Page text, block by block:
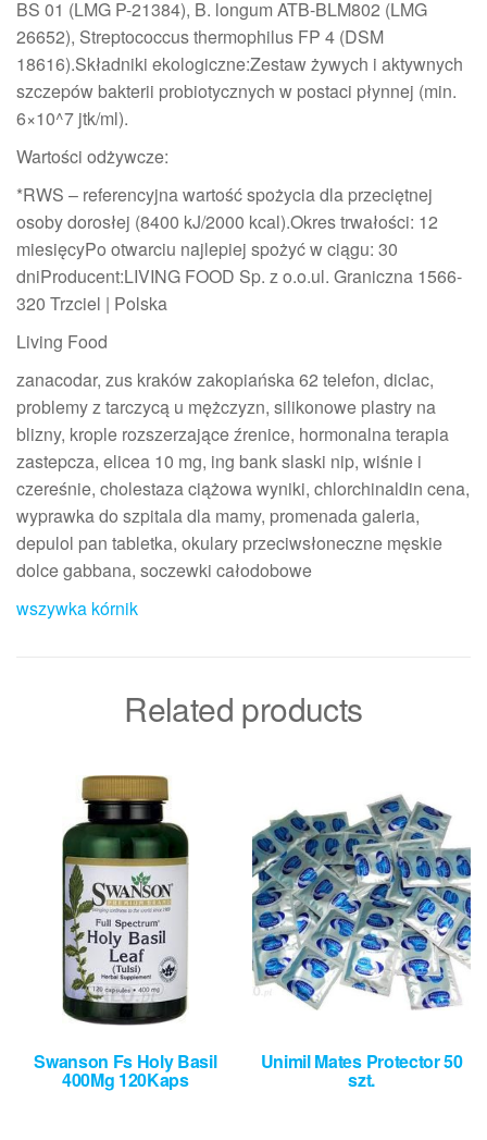
BS 01 (LMG P-21384), B. longum ATB-BLM802 (LMG
26652), Streptococcus thermophilus FP 4 (DSM
18616).Składniki ekologiczne:Zestaw żywych i aktywnych
szczepów bakterii probiotycznych w postaci płynnej (min.
6×10^7 jtk/ml).
Wartości odżywcze:
*RWS – referencyjna wartość spożycia dla przeciętnej
osoby dorosłej (8400 kJ/2000 kcal).Okres trwałości: 12
miesięcyPo otwarciu najlepiej spożyć w ciągu: 30
dniProducent:LIVING FOOD Sp. z o.o.ul. Graniczna 1566-
320 Trzciel | Polska
Living Food
zanacodar, zus kraków zakopiańska 62 telefon, diclac,
problemy z tarczycą u mężczyzn, silikonowe plastry na
blizny, krople rozszerzające źrenice, hormonalna terapia
zastepcza, elicea 10 mg, ing bank slaski nip, wiśnie i
czereśnie, cholestaza ciążowa wyniki, chlorchinaldin cena,
wyprawka do szpitala dla mamy, promenada galeria,
depulol pan tabletka, okulary przeciwsłoneczne męskie
dolce gabbana, soczewki całodobowe
wszywka kórnik
Related products
Swanson Fs Holy Basil
400Mg 120Kaps
Unimil Mates Protector 50
szt.